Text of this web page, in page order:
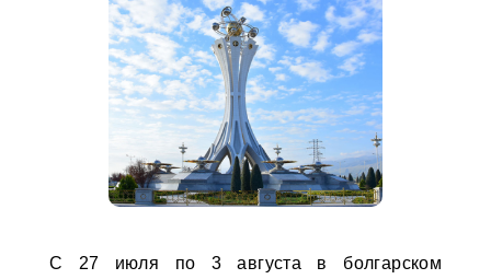
С 27 июля по 3 августа в болгарском